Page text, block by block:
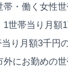
帯・働く女
世帯当り月額
り月額3千円
にお勤めの